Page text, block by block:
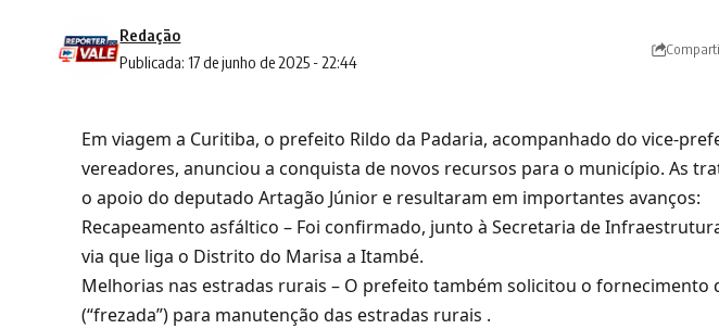
Publicada: 17 de junho de 2025 - 22:44
Redação
Em viagem a Curitiba, o prefeito Rildo da Padaria, acompanhado do vice-
vereadores, anunciou a conquista de novos recursos para o município. As
o apoio do deputado Artagão Júnior e resultaram em importantes avanços:
Recapeamento asfáltico – Foi confirmado, junto à Secretaria de
via que liga o Distrito do Marisa a Itambé.
Melhorias nas estradas rurais – O prefeito também solicitou o fornecimento
(“frezada”) para manutenção das estradas rurais .